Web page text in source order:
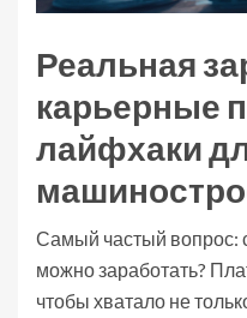
Реальная
карьерные
лайфхаки
Самый частый вопрос:
можно заработать?
чтобы хватало не